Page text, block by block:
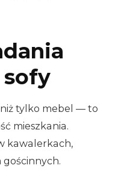
sofy
niż tylko mebel — to
mieszkania.
kawalerkach,